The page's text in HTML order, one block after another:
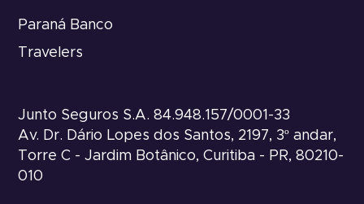
Paraná Banco
Travelers
Junto Seguros S.A. 84.948.157/0001-33
Av. Dr. Dário Lopes dos Santos, 2197, 3º andar,
Torre C - Jardim Botânico, Curitiba - PR, 80210-
010